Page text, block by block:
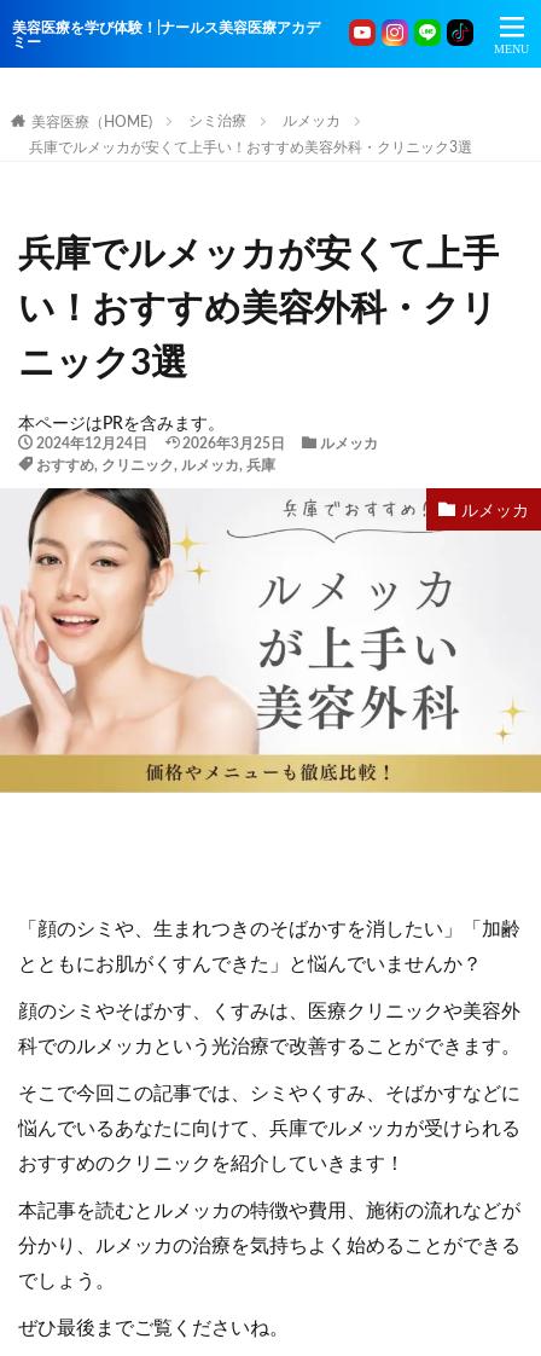
美容医療を学び体験！|ナールス美容医療アカデ
ミー
美容医療（HOME) シミ治療
ルメッカ
兵庫でルメッカが安くて上手い！おすすめ美容外科・クリニック3選
兵庫でルメッカが安くて上手
い！おすすめ美容外科・クリ
ニック3選
本ページはPRを含みます。
2024年12月24日 2026年3月25日
ルメッカ
おすすめ, クリニック, ルメッカ, 兵庫
ルメッカ
「顔のシミや、生まれつきのそばかすを消したい」「加齢
とともにお肌がくすんできた」と悩んでいませんか？
顔のシミやそばかす、くすみは、医療クリニックや美容外
科でのルメッカという光治療で改善することができます。
そこで今回この記事では、シミやくすみ、そばかすなどに
悩んでいるあなたに向けて、兵庫でルメッカが受けられる
おすすめのクリニックを紹介していきます！
本記事を読むとルメッカの特徴や費用、施術の流れなどが
分かり、ルメッカの治療を気持ちよく始めることができる
でしょう。
ぜひ最後までご覧くださいね。